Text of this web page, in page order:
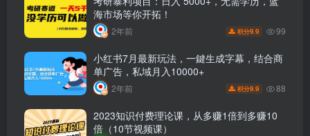
海市场等你开拓！
2年前 积分9.9 99
小红书7月最新玩法，一鍵生成字幕，结合商
单广告，私域月入10000+
2年前 积分9.9 88
2023知识付费理论课，从多赚1倍到多赚10
倍（10节视频课）